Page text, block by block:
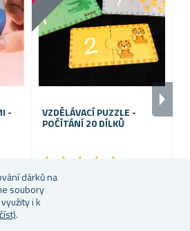
dárků na
soubory
i k
.
- VZDĚLÁVACÍ PUZZLE -
POČÍTÁNÍ 20 DÍLKŮ
★ ★ ★ ★ ★
★ ★ ★ ★ ★
95 Kč
Skladem